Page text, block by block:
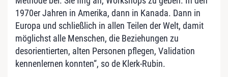
1970er Jahren in Amerika, dann in Kanada. Dann in
Europa und schließlich in allen Teilen der Welt, damit
möglichst alle Menschen, die Beziehungen zu
desorientierten, alten Personen pflegen, Validation
kennenlernen konnten“, so de Klerk-Rubin.